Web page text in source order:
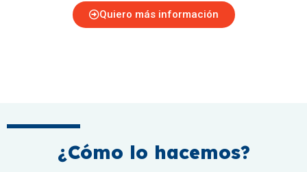
Quiero más información
¿Cómo lo hacemos?